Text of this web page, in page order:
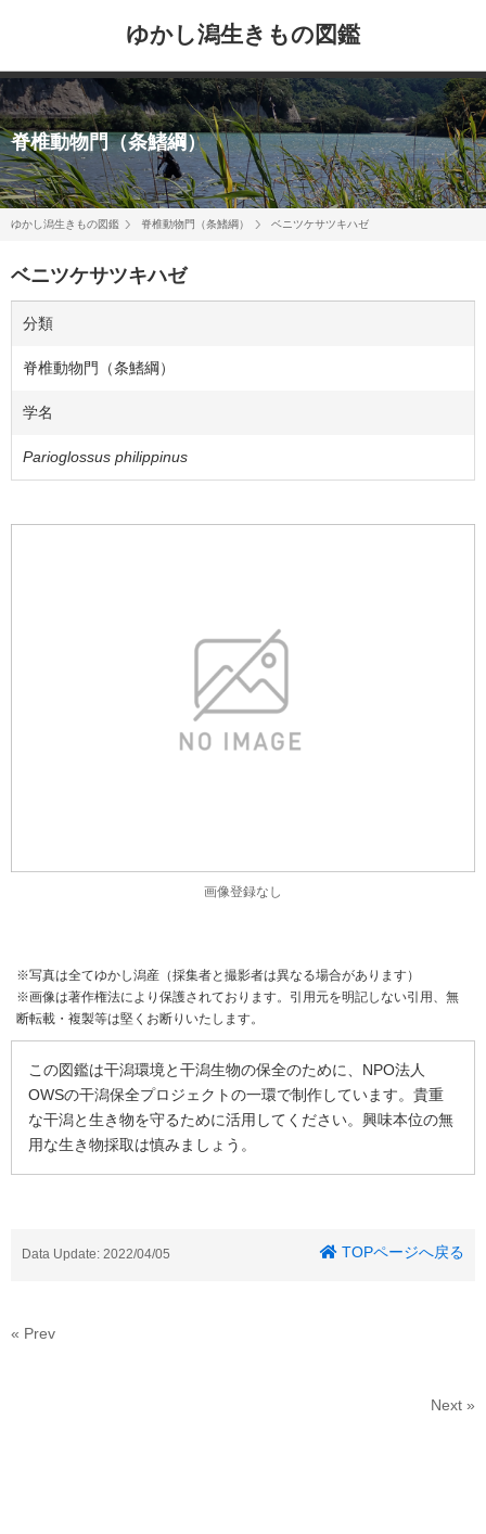
ゆかし潟生きもの図鑑
脊椎動物門（条鰭綱）
ゆかし潟生きもの図鑑 脊椎動物門（条鰭綱） ベニツケサツキハゼ
ベニツケサツキハゼ
分類
脊椎動物門（条鰭綱）
学名
Parioglossus philippinus
画像登録なし
※写真は全てゆかし潟産（採集者と撮影者は異なる場合があります）
※画像は著作権法により保護されております。引用元を明記しない引用、無
断転載・複製等は堅くお断りいたします。
この図鑑は干潟環境と干潟生物の保全のために、NPO法人
OWSの干潟保全プロジェクトの一環で制作しています。貴重
な干潟と生き物を守るために活用してください。興味本位の無
用な生き物採取は慎みましょう。
Data Update: 2022/04/05 TOPページへ戻る
« Prev
Next »